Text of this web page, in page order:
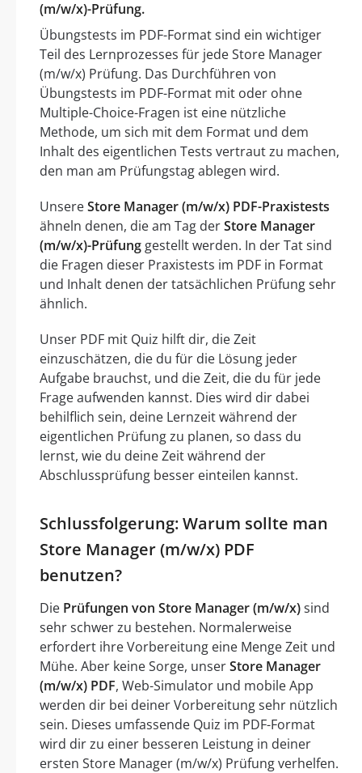
(m/w/x)-Prüfung.
Übungstests im PDF-Format sind ein wichtiger
Teil des Lernprozesses für jede Store Manager
(m/w/x) Prüfung. Das Durchführen von
Übungstests im PDF-Format mit oder ohne
Multiple-Choice-Fragen ist eine nützliche
Methode, um sich mit dem Format und dem
Inhalt des eigentlichen Tests vertraut zu machen,
den man am Prüfungstag ablegen wird.
UnsereStore Manager (m/w/x) PDF-Praxistests
ähneln denen, die am Tag derStore Manager
(m/w/x)-Prüfung gestellt werden. In der Tat sind
die Fragen dieser Praxistests im PDF in Format
und Inhalt denen der tatsächlichen Prüfung sehr
ähnlich.
Unser PDF mit Quiz hilft dir, die Zeit
einzuschätzen, die du für die Lösung jeder
Aufgabe brauchst, und die Zeit, die du für jede
Frage aufwenden kannst. Dies wird dir dabei
behilflich sein, deine Lernzeit während der
eigentlichen Prüfung zu planen, so dass du
lernst, wie du deine Zeit während der
Abschlussprüfung besser einteilen kannst.
Schlussfolgerung: Warum sollte man
Store Manager (m/w/x) PDF
benutzen?
Die Prüfungen von Store Manager (m/w/x)sind
sehr schwer zu bestehen. Normalerweise
erfordert ihre Vorbereitung eine Menge Zeit und
Mühe. Aber keine Sorge, unserStore Manager
(m/w/x) PDF, Web-Simulator und mobile App
werden dir bei deiner Vorbereitung sehr nützlich
sein. Dieses umfassende Quiz im PDF-Format
wird dir zu einer besseren Leistung in deiner
ersten Store Manager (m/w/x) Prüfung verhelfen.